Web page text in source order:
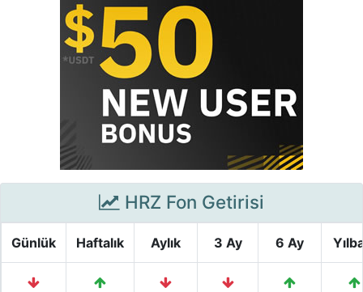
HRZ Fon Getirisi
Günlük Haftalık Aylık 3 Ay 6 Ay